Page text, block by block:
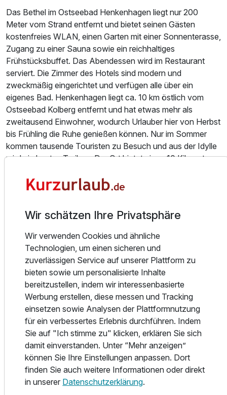
Für 8 Tage
Einzelzimmer
1 Erwachsenen und 1 Kind
Das Bethel im Ostseebad Henkenhagen liegt nur 200
Meter vom Strand entfernt und bietet seinen Gästen
kostenfreies WLAN, einen Garten mit einer Sonnenterasse,
Zugang zu einer Sauna sowie ein reichhaltiges
Frühstücksbuffet. Das Abendessen wird im Restaurant
serviert. Die Zimmer des Hotels sind modern und
zweckmäßig eingerichtet und verfügen alle über ein
eigenes Bad. Henkenhagen liegt ca. 10 km östlich vom
Ostseebad Kolberg entfernt und hat etwas mehr als
zweitausend Einwohner, wodurch Urlauber hier von Herbst
bis Frühling die Ruhe genießen können. Nur im Sommer
kommen tausende Touristen zu Besuch und aus der Idylle
wird ein buntes Treiben. Der Ort bietet einen 10 Kilometer
sowie Cafés und Geschäfte. Zudem führt der internationale
Aqua Park „ Helios” liegt in unmittelbarer Nähe des Hotels
und verfügt über diverse Sport- und Freizeitaktivitäten.
Das Hallenbad bietet unteranderem ein Schwimmbecken
mit 6 Bahnen, ein Freizeitbecken mit verschiedenen
Wassermassagedrüsen und einer Hydromassagebank. Hier
gibt es auch eine Wasserrutsche, 3 Whirlpool und 2
verschiedenen Saunen. Im Sommer erwarten die Besucher
ein Freibad, mit einem Schwimmbecken mit mehreren
Wasserrutschen, einem Spielplatz für Kinder und einer
Liegewiese. Der Themengarten Hortulus, mit
verschiedenen, von Kulturen inspirierten Schaugärten, ist in
ca. 15 Minuten mit dem PKW vom Hotel aus zu erreichen
und bietet wunderschön angelegte Gärten, sowie einen
Aussichtsturm und mehrere Cafés. Er kann gegen eine
Gebühr vor Ort besichtigt werden.
Wir schätzen Ihre Privatsphäre
Wir verwenden Cookies und ähnliche
Technologien, um einen sicheren und
zuverlässigen Service auf unserer Plattform zu
bieten sowie um personalisierte Inhalte
bereitzustellen, indem wir interessenbasierte
Werbung erstellen, diese messen und Tracking
einsetzen sowie Analysen der Plattformnutzung
für ein verbessertes Erlebnis durchführen. Indem
Sie auf "Ich stimme zu" klicken, erklären Sie sich
damit einverstanden. Unter “Mehr anzeigen”
können Sie Ihre Einstellungen anpassen. Dort
finden Sie auch weitere Informationen oder direkt
in unserer Datenschutzerklärung.